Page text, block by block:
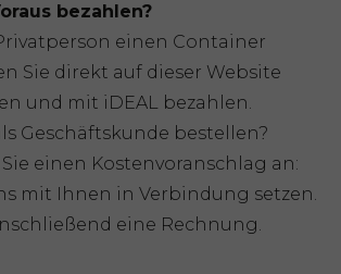
bezahlen?
einen Container
Sie direkt auf dieser Website
und mit iDEAL bezahlen.
Geschäftskunde bestellen?
einen Kostenvoranschlag an:
mit Ihnen in Verbindung setzen.
eine Rechnung.